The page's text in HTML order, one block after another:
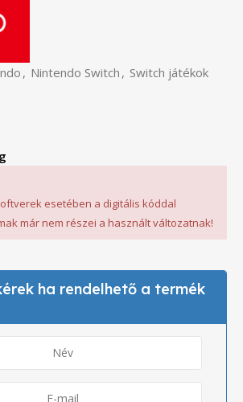
, Nintendo Switch , Switch játékok
esetében a digitális kóddal
már nem részei a használt változatnak!
ha rendelhető a termék